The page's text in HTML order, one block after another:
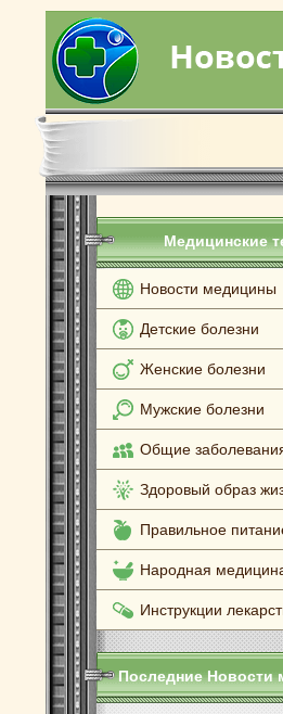
Медицинские
Новости медицины
Детские болезни
Женские болезни
Мужские болезни
Общие
Здоровый образ
Правильное
Народная
Инструкции
Последние Новости